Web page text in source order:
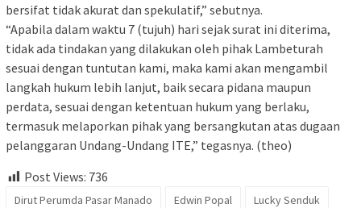
bersifat tidak akurat dan spekulatif,” sebutnya.
“Apabila dalam waktu 7 (tujuh) hari sejak surat ini diterima,
tidak ada tindakan yang dilakukan oleh pihak Lambeturah
sesuai dengan tuntutan kami, maka kami akan mengambil
langkah hukum lebih lanjut, baik secara pidana maupun
perdata, sesuai dengan ketentuan hukum yang berlaku,
termasuk melaporkan pihak yang bersangkutan atas dugaan
pelanggaran Undang-Undang ITE,” tegasnya. (theo)
Post Views: 736
Dirut Perumda Pasar Manado Edwin Popal
Lucky Senduk